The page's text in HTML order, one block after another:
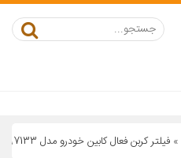
» فیلتر کربن فعال کابین خودرو مدل 97133-C5000 مناسب برای کیا سراتو